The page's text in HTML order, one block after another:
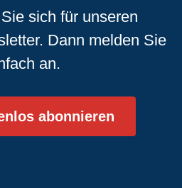
sich für unseren
Dann melden Sie
an.
abonnieren